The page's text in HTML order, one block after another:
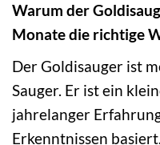
Warum der
Monate die richtige
Der Goldisauger ist
Sauger. Er ist ein
jahrelanger
Erkenntnissen